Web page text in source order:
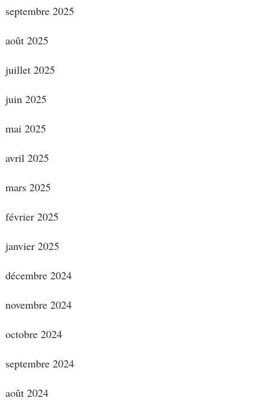
septembre 2025
août 2025
juillet 2025
juin 2025
mai 2025
avril 2025
mars 2025
février 2025
janvier 2025
décembre 2024
novembre 2024
octobre 2024
septembre 2024
août 2024